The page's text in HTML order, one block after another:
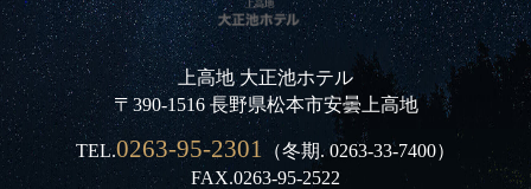
上高地 大正池ホテル
〒390-1516 長野県松本市安曇上高地
TEL.0263-95-2301 （冬期.0263-33-7400）
FAX.0263-95-2522